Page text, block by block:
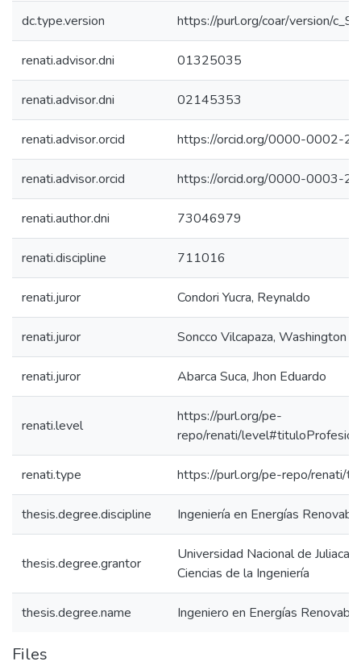
dc.type.version https://purl.org/coar/version/
renati.advisor.dni 01325035
renati.advisor.dni 02145353
renati.advisor.orcid https://orcid.org/0000-0002-
renati.advisor.orcid https://orcid.org/0000-0003-
renati.author.dni 73046979
renati.discipline 711016
renati.juror Condori Yucra, Reynaldo
renati.juror Soncco Vilcapaza, Washington
renati.juror Abarca Suca, Jhon Eduardo
renati.level
https://purl.org/pe-
repo/renati/
renati.type https://purl.org/pe-repo/renati/
thesis.degree.discipline Ingeniería en Energías
thesis.degree.grantor
Universidad Nacional de Juliaca.
Ciencias de la Ingeniería
thesis.degree.name Ingeniero en Energías
Files